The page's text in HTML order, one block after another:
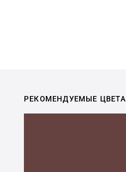
РЕКОМЕНДУЕМЫЕ ЦВЕТА